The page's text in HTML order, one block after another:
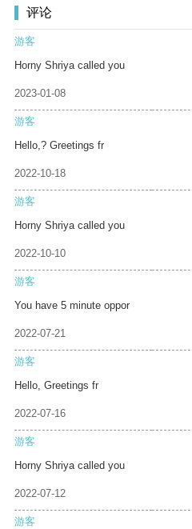
评论
游客
Horny Shriya called you
2023-01-08
游客
Hello,? Greetings fr
2022-10-18
游客
Horny Shriya called you
2022-10-10
游客
You have 5 minute oppor
2022-07-21
游客
Hello, Greetings fr
2022-07-16
游客
Horny Shriya called you
2022-07-12
游客